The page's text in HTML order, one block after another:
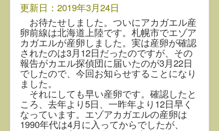
更新日：2019年3月24日
お待たせしました。ついにアカガエル産
卵前線は北海道上陸です。札幌市でエゾア
カガエルが産卵しました。実は産卵が確認
されたのは3月12日だったのですが、その
報告がカエル探偵団に届いたのが3月22日
でしたので、今回お知らせすることになり
ました。
それにしても早い産卵です。確認したと
ころ、去年より5日、一昨年より12日早く
なっています。エゾアカガエルの産卵は
1990年代は4月に入ってからでしたが、